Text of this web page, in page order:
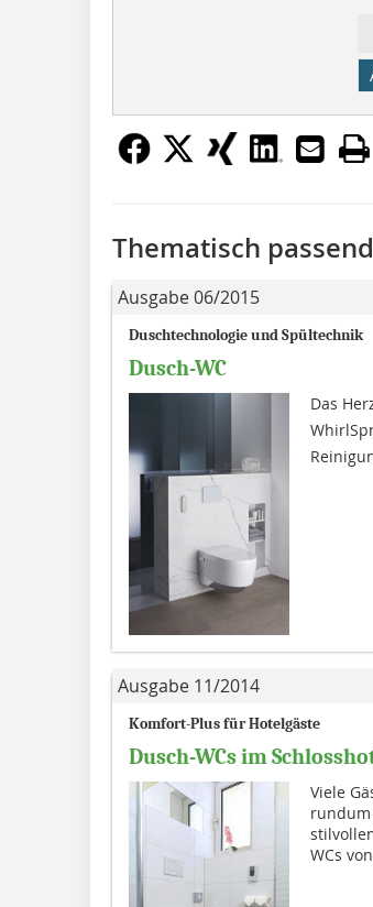
Thematisch
Ausgabe 06/2015
Duschtechnologie und Spültechnik
Dusch-WC
Das
Ausgabe 11/2014
Komfort-Plus für Hotelgäste
Dusch-WCs im
Viele
WCs